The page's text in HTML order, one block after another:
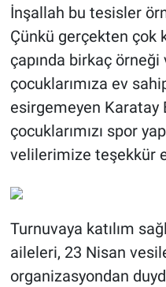
İnşallah bu tesisler
Çünkü gerçekten çok
çapında birkaç
çocuklarımıza ev
esirgemeyen Karatay
çocuklarımızı spor
velilerimize teşekkür
Turnuvaya katılım
aileleri, 23 Nisan
organizasyondan